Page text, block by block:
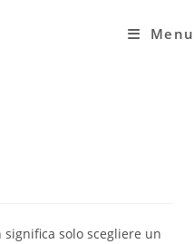
Menu
significa solo scegliere un